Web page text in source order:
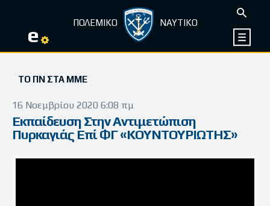
e ΠΟΛΕΜΙΚΟ ΝΑΥΤΙΚΟ
ΤΟ ΠΝ ΣΤΑ ΜΜΕ
16 Νοεμβρίου 2020 6:08 πμ
Εκπαίδευση Στην Αντιμετώπιση
Πυρκαγιάς Επί ΦΓ «ΚΟΥΝΤΟΥΡΙΩΤΗΣ»